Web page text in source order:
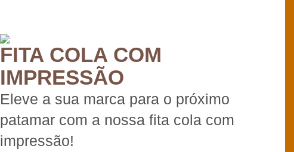
FITA COLA COM
IMPRESSÃO
Eleve a sua marca para o próximo
patamar com a nossa fita cola com
impressão!